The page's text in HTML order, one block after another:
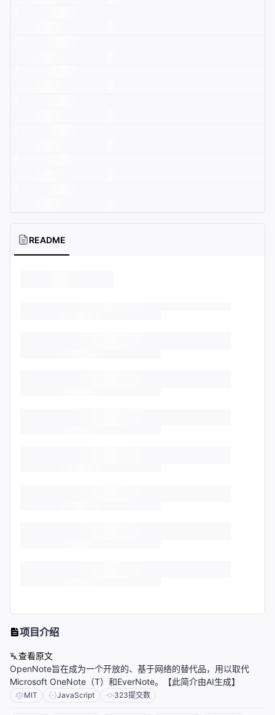
README
项目介绍
查看原文
OpenNote旨在成为一个开放的、基于网络的替代品，用以取代
Microsoft OneNote（T）和EverNote。【此简介由AI生成】
MIT JavaScript 323提交数